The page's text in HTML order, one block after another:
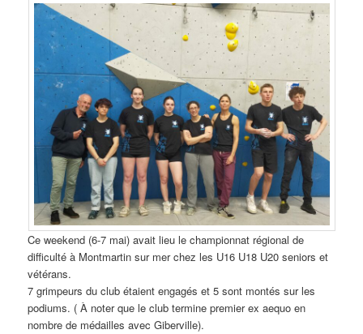
Ce weekend (6-7 mai) avait lieu le championnat régional de
difficulté à Montmartin sur mer chez les U16 U18 U20 seniors et
vétérans.
7 grimpeurs du club étaient engagés et 5 sont montés sur les
podiums. ( À noter que le club termine premier ex aequo en
nombre de médailles avec Giberville).